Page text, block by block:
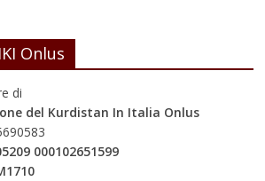
Onlus
di
del Kurdistan In Italia Onlus
000102651599